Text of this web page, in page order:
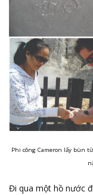
Phi công Cameron lấy bùn
Đi qua một hồ nước